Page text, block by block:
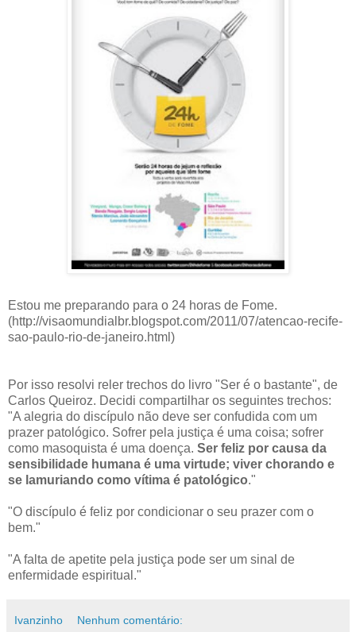
Estou me preparando para o 24 horas de Fome.
(http://visaomundialbr.blogspot.com/2011/07/atencao-recife-
sao-paulo-rio-de-janeiro.html)
Por isso resolvi reler trechos do livro "Ser é o bastante", de
Carlos Queiroz. Decidi compartilhar os seguintes trechos:
"A alegria do discípulo não deve ser confudida com um
prazer patológico. Sofrer pela justiça é uma coisa; sofrer
como masoquista é uma doença. Ser feliz por causa da
sensibilidade humana é uma virtude; viver chorando e
se lamuriando como vítima é patológico."
"O discípulo é feliz por condicionar o seu prazer com o
bem."
"A falta de apetite pela justiça pode ser um sinal de
enfermidade espiritual."
Ivanzinho Nenhum comentário: